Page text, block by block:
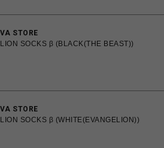
STORE
SOCKS β (BLACK(THE BEAST))
STORE
SOCKS β (WHITE(EVANGELION))